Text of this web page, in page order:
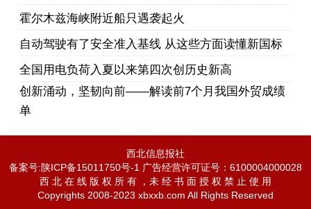
霍尔木兹海峡附近船只遇袭起火
自动驾驶有了安全准入基线 从这些方面读懂新国标
全国用电负荷入夏以来第四次创历史新高
创新涌动，坚韧向前——解读前7个月我国外贸成绩
单
西北信息报社
备案号:陕ICP备15011750号-1 广告经营许可证号：6100004000028
西 北 在 线 版 权 所 有 ，未 经 书 面 授 权 禁 止 使 用
Copyrights 2008-2023 xbxxb.com All Rights Reserved